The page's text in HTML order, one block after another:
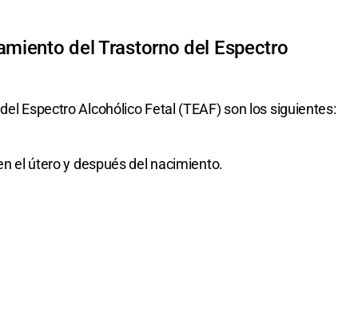
del Trastorno del Espectro
Espectro Alcohólico Fetal (TEAF) son los siguientes:
el útero y después del nacimiento.